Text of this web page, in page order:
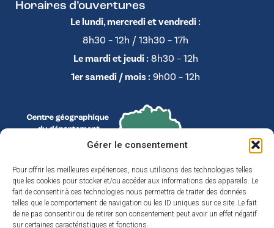
Gérer le consentement
Pour offrir les meilleures expériences, nous utilisons des technologies telles
que les cookies pour stocker et/ou accéder aux informations des appareils. Le
fait de consentir à ces technologies nous permettra de traiter des données
telles que le comportement de navigation ou les ID uniques sur ce site. Le fait
de ne pas consentir ou de retirer son consentement peut avoir un effet négatif
sur certaines caractéristiques et fonctions.
Horaires d’ouvertures
Le lundi, mercredi et vendredi :
8h30 – 12h / 13h30 – 17h
Le mardi et jeudi :8h30 – 12h
1er samedi / mois : 9h00 – 12h